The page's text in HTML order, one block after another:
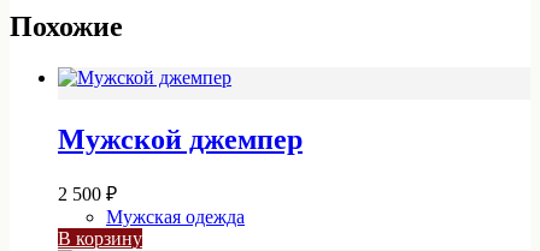
Похожие
Мужской джемпер
2 500 ₽
Мужская одежда
В корзину